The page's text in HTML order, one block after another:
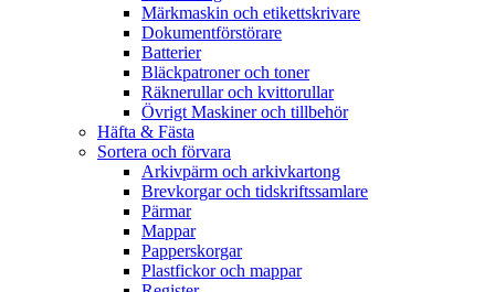
Märkmaskin och etikettskrivare
Dokumentförstörare
Batterier
Bläckpatroner och toner
Räknerullar och kvittorullar
Övrigt Maskiner och tillbehör
Häfta & Fästa
Sortera och förvara
Arkivpärm och arkivkartong
Brevkorgar och tidskriftssamlare
Pärmar
Mappar
Papperskorgar
Plastfickor och mappar